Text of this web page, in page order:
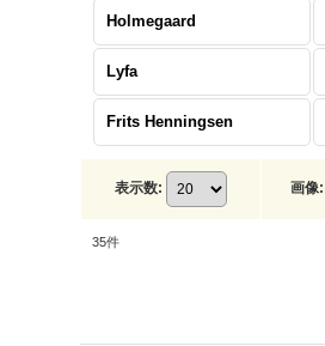
Holmegaard
Lyfa
Frits Henningsen
表示数: 画像:
35件